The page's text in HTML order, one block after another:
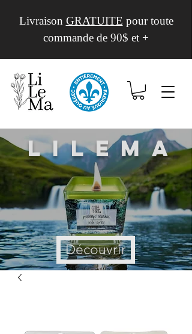
Livraison GRATUITE pour toute
commande de 90$ et +
Lilema
Découvrir